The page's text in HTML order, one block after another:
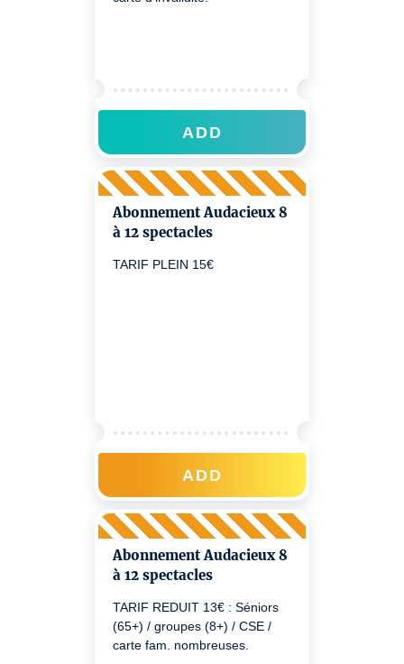
ADD
Abonnement Audacieux 8
à 12 spectacles
TARIF PLEIN 15€
ADD
Abonnement Audacieux 8
à 12 spectacles
TARIF REDUIT 13€ : Séniors
(65+) / groupes (8+) / CSE /
carte fam. nombreuses.